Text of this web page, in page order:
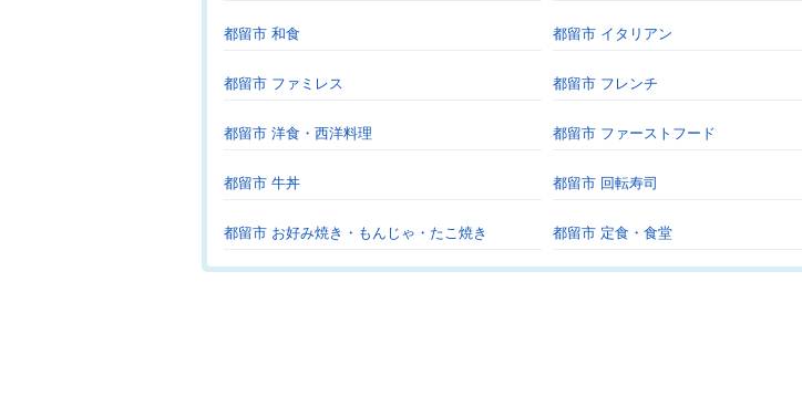
都留市 和食 都留市 イタリアン
都留市 ファミレス 都留市 フレンチ
都留市 洋食・西洋料理 都留市 ファーストフード
都留市 牛丼 都留市 回転寿司
都留市 お好み焼き・もんじゃ・たこ焼き 都留市 定食・食堂